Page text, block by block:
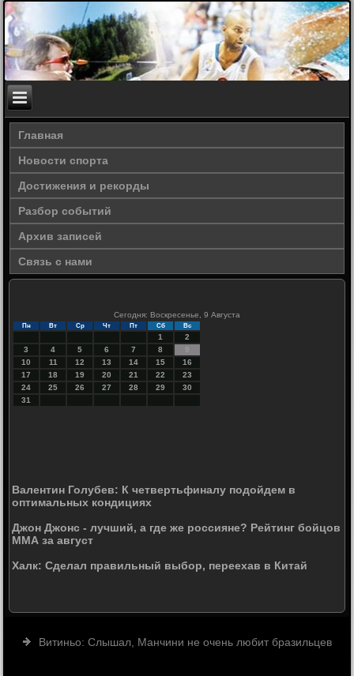
Главная
Новости спорта
Достижения и рекорды
Разбор событий
Архив записей
Связь с нами
Сегодня: Воскресенье, 9 Августа
Пн Вт Ср Чт Пт Сб Вс
1
2
3
4 5 6 7 8
9
10
11 12 13 14 15
16
17
18 19 20 21 22
23
24
25 26 27 28 29
30
31
Валентин Голубев: К четвертьфиналу подойдем в
оптимальных кондициях
Джон Джонс - лучший, а где же россияне? Рейтинг бойцов
ММА за август
Халк: Сделал правильный выбор, переехав в Китай
Витиньо: Слышал, Манчини не очень любит бразильцев